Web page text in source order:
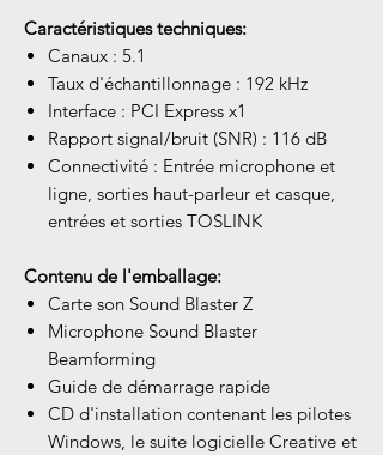
Caractéristiques techniques:
Canaux : 5.1
Taux d'échantillonnage : 192 kHz
Interface : PCI Express x1
Rapport signal/bruit (SNR) : 116 dB
Connectivité : Entrée microphone et
ligne, sorties haut-parleur et casque,
entrées et sorties TOSLINK
Contenu de l'emballage:
Carte son Sound Blaster Z
Microphone Sound Blaster
Beamforming
Guide de démarrage rapide
CD d'installation contenant les pilotes
Windows, le suite logicielle Creative et